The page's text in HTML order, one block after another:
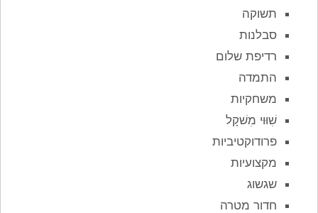
תשוקה
סבלנות
רדיפת שלום
התמדה
משחקיות
שִׁוּוּי מִשׁקָל
פרודוקטיביות
מקצועיות
שגשוג
חדור מטרה